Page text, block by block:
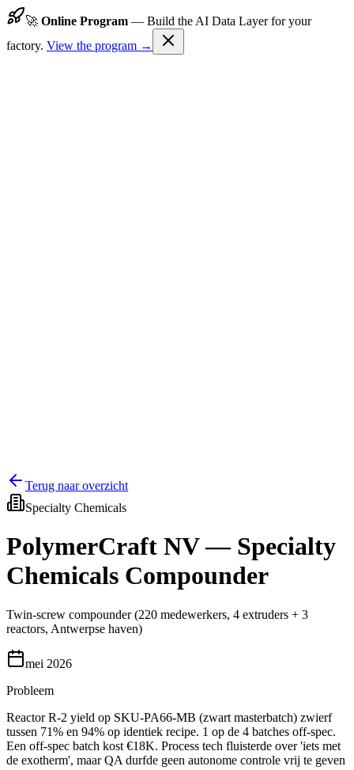
🚀 Online Program — Build the AI Data Layer for your
factory. View the program →
Terug naar overzicht
Specialty Chemicals
PolymerCraft NV — Specialty
Chemicals Compounder
Twin-screw compounder (220 medewerkers, 4 extruders + 3
reactors, Antwerpse haven)
mei 2026
Probleem
Reactor R-2 yield op SKU-PA66-MB (zwart masterbatch) zwierf
tussen 71% en 94% op identiek recipe. 1 op de 4 batches off-spec.
Een off-spec batch kost €18K. Process tech fluisterde over 'iets met
de exotherm', maar QA durfde geen autonome controle vrij te geven